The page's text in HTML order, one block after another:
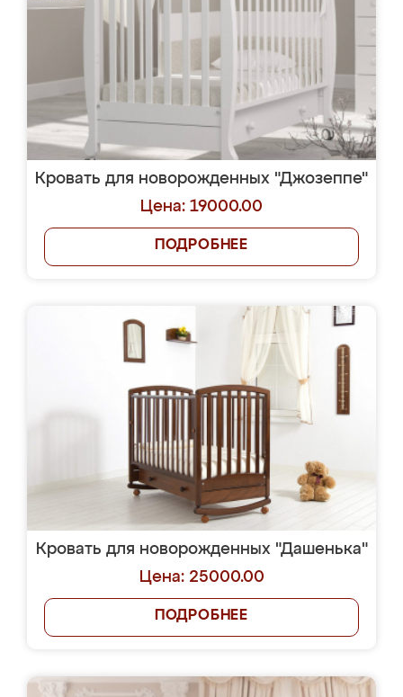
Кровать для новорожденных "Джозеппе"
Цена: 19000.00
ПОДРОБНЕЕ
Кровать для новорожденных "Дашенька"
Цена: 25000.00
ПОДРОБНЕЕ